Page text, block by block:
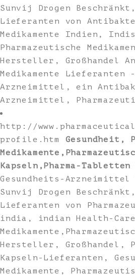
Sunvij Drogen
Lieferanten von
Medikamente Indien,
Pharmazeutische
Hersteller, Großhandel
Medikamente Lieferanten
Arzneimittel, ein
Arzneimittel,
http://
profile.htm Gesundheit,
Kapseln,Pharma-
Gesundheits-
Sunvij Drogen
Lieferanten von
india, indian Health-
Hersteller, Großhandel,
Kapseln-Lieferanten,
Medikamente,